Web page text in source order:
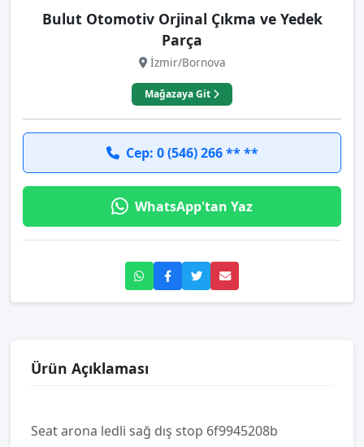
Bulut Otomotiv Orjinal Çıkma ve Yedek
Parça
İzmir/Bornova
Mağazaya Git
Cep: 0 (546) 266 ** **
WhatsApp'tan Yaz
Ürün Açıklaması
Seat arona ledli sağ dış stop 6f9945208b